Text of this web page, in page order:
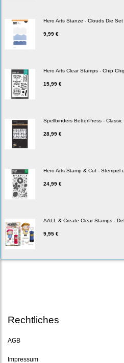
Hero Arts Stanze - Clouds Die Set
9,99 €
Hero Arts Clear Stamps - Chip
15,99 €
Spellbinders BetterPress -
28,99 €
Hero Arts Stamp & Cut - Stempel
24,99 €
AALL & Create Clear Stamps -
9,95 €
Rechtliches
AGB
Impressum